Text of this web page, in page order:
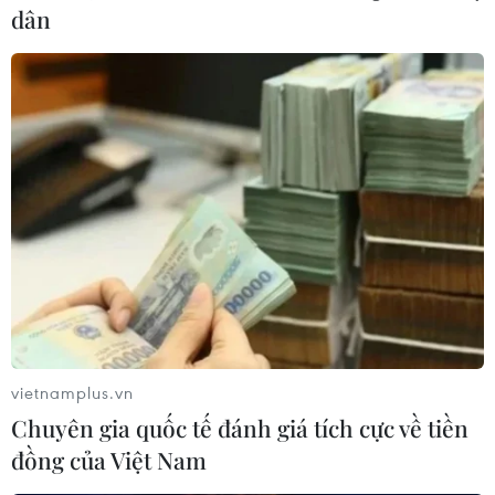
Hơn 260 trường học ở các vùng lũ Hà Tĩnh
tổ chức lễ khai giảng muộn
09/09/2019 07:13
Lễ khai giảng hôm nay được tổ chức tuy ngắn gọn
nhưng vẫn tạo được không khí hứng khởi, trang nghiêm
cho giáo viên và học sinh trước thềm năm học 2019-
dân
vietnamplus.vn
Chuyên gia quốc tế đánh giá tích cực về tiền
đồng của Việt Nam